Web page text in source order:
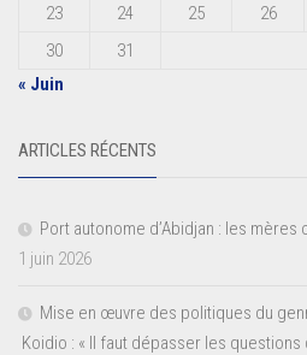
23
24 25 26
30
31
« Juin
ARTICLES RÉCENTS
Port autonome d’Abidjan : les
1 juin 2026
Mise en œuvre des politiques du
Koidio : « Il faut dépasser les